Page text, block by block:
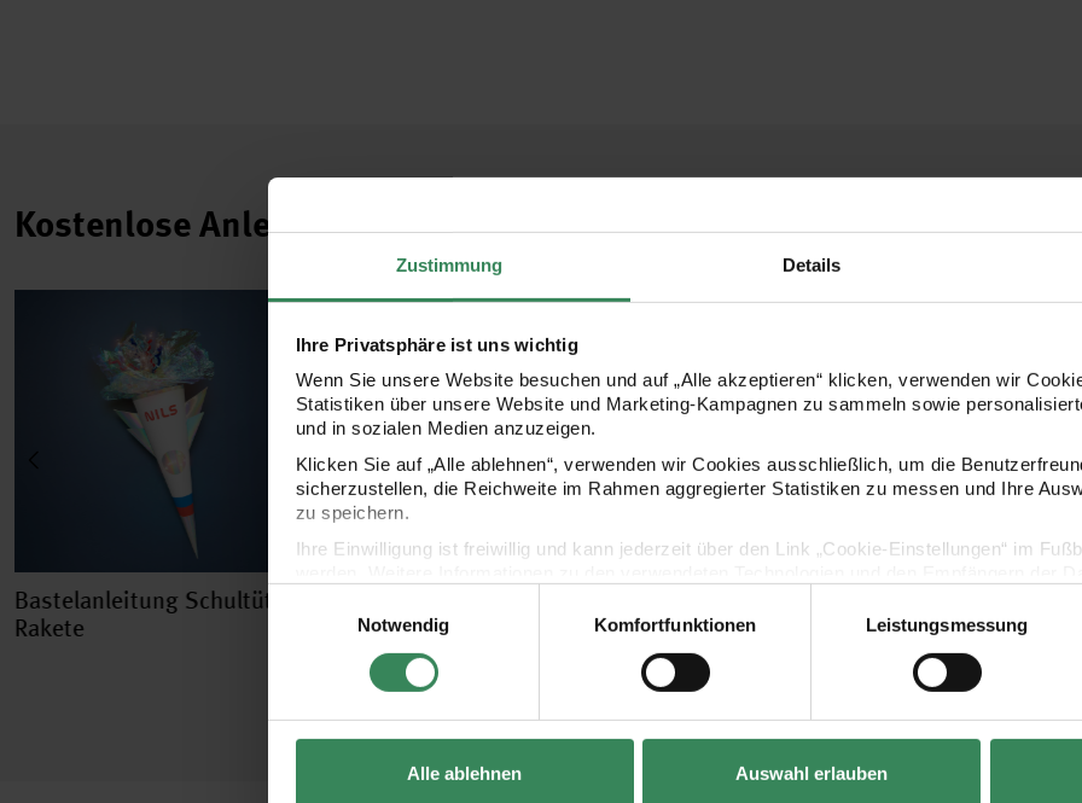
Zustimmung Details
Ihre Privatsphäre ist uns wichtig
Wenn Sie unsere Website besuchen und auf „Alle akzeptieren“ klicken, verwenden wir
Statistiken über unsere Website und Marketing-Kampagnen zu sammeln sowie
und in sozialen Medien anzuzeigen.
Klicken Sie auf „Alle ablehnen“, verwenden wir Cookies ausschließlich, um die
sicherzustellen, die Reichweite im Rahmen aggregierter Statistiken zu messen und Ihre
zu speichern.
Ihre Einwilligung ist freiwillig und kann jederzeit über den Link „Cookie-Einstellungen“ im
Impressum
Datenschutz Vertrag widerrufen
Einwilligungsauswahl
Notwendig
Komfortfunktionen Leistungsmessung
Alle ablehnen Auswahl erlauben
Kostenlose Anleitungen.
Bastelanleitung Schultüte
Rakete
Schultüten
Kostüm